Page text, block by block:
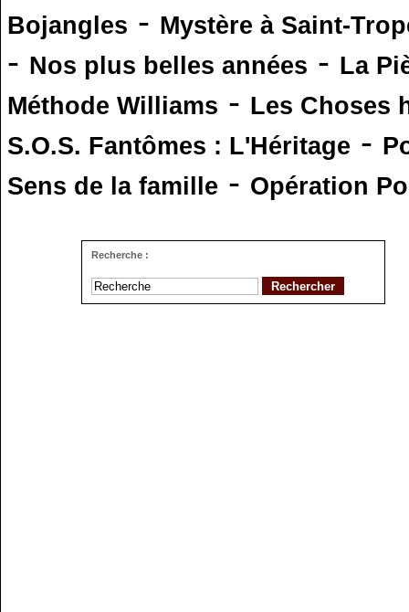
Bojangles - Mystère à Saint-
- Nos plus belles années - La
Méthode Williams - Les Choses
S.O.S. Fantômes : L'Héritage -
Sens de la famille - Opération
Recherche :